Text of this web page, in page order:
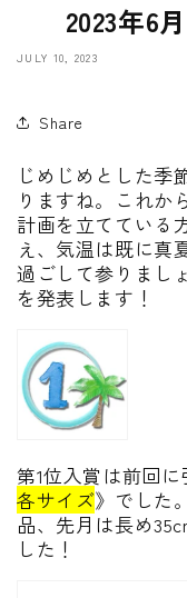
2023年6
JULY 10, 2023
Share
じめじめとした季
りますね。これか
計画を立てている
え、気温は既に真
過ごして参りまし
を発表します！
第1位入賞は前回
各サイズ》でした
品、先月は長め
した！